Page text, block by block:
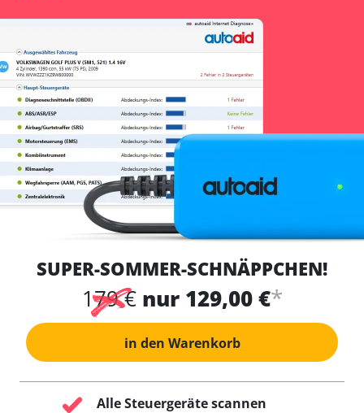
SUPER-SOMMER-SCHNÄPPCHEN!
179 € nur 129,00 €*
in den Warenkorb
Alle Steuergeräte scannen